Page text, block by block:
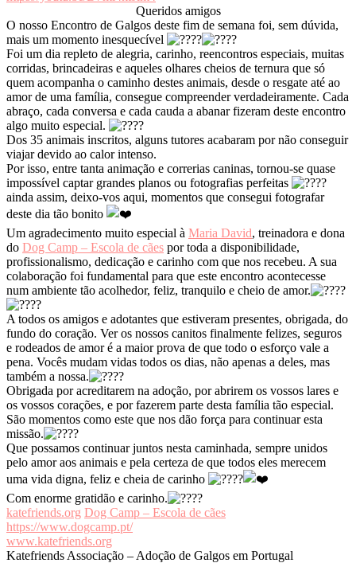
Queridos amigos
O nosso Encontro de Galgos deste fim de semana foi, sem dúvida,
mais um momento inesquecível
Foi um dia repleto de alegria, carinho, reencontros especiais, muitas
corridas, brincadeiras e aqueles olhares cheios de ternura que só
quem acompanha o caminho destes animais, desde o resgate até ao
amor de uma família, consegue compreender verdadeiramente. Cada
abraço, cada conversa e cada cauda a abanar fizeram deste encontro
algo muito especial.
Dos 35 animais inscritos, alguns tutores acabaram por não conseguir
viajar devido ao calor intenso.
Por isso, entre tanta animação e correrias caninas, tornou-se quase
impossível captar grandes planos ou fotografias perfeitas
ainda assim, deixo-vos aqui, momentos que consegui fotografar
deste dia tão bonito
Um agradecimento muito especial à Maria David, treinadora e dona
do Dog Camp – Escola de cães por toda a disponibilidade,
profissionalismo, dedicação e carinho com que nos recebeu. A sua
colaboração foi fundamental para que este encontro acontecesse
num ambiente tão acolhedor, feliz, tranquilo e cheio de amor.
A todos os amigos e adotantes que estiveram presentes, obrigada, do
fundo do coração. Ver os nossos canitos finalmente felizes, seguros
e rodeados de amor é a maior prova de que todo o esforço vale a
pena. Vocês mudam vidas todos os dias, não apenas a deles, mas
também a nossa.
Obrigada por acreditarem na adoção, por abrirem os vossos lares e
os vossos corações, e por fazerem parte desta família tão especial.
São momentos como este que nos dão força para continuar esta
missão.
Que possamos continuar juntos nesta caminhada, sempre unidos
pelo amor aos animais e pela certeza de que todos eles merecem
uma vida digna, feliz e cheia de carinho
Com enorme gratidão e carinho.
katefriends.org Dog Camp – Escola de cães
https://www.dogcamp.pt/
www.katefriends.org
Katefriends Associação – Adoção de Galgos em Portugal